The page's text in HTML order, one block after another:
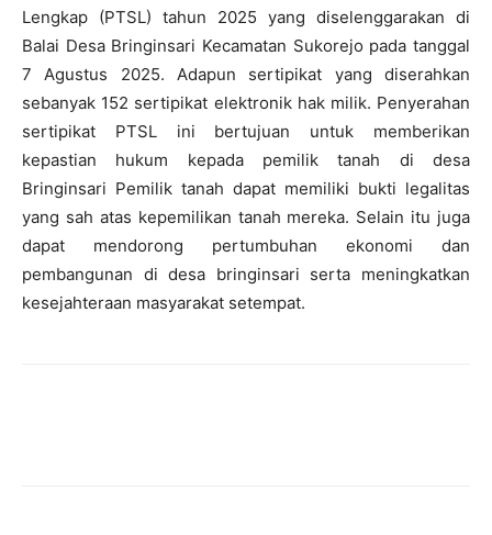
Lengkap (PTSL) tahun 2025 yang diselenggarakan di
Balai Desa Bringinsari Kecamatan Sukorejo pada tanggal
7 Agustus 2025. Adapun sertipikat yang diserahkan
sebanyak 152 sertipikat elektronik hak milik. Penyerahan
sertipikat PTSL ini bertujuan untuk memberikan
kepastian hukum kepada pemilik tanah di desa
Bringinsari Pemilik tanah dapat memiliki bukti legalitas
yang sah atas kepemilikan tanah mereka. Selain itu juga
dapat mendorong pertumbuhan ekonomi dan
pembangunan di desa bringinsari serta meningkatkan
kesejahteraan masyarakat setempat.